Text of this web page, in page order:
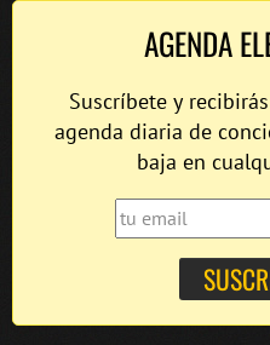
AGENDA
Suscríbete y
agenda diaria de
baja en